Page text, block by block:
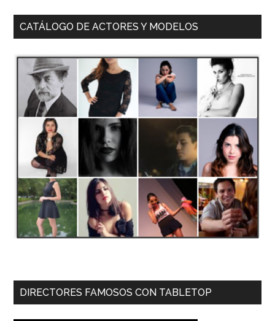
CATÁLOGO DE ACTORES Y MODELOS
DIRECTORES FAMOSOS CON TABLETOP